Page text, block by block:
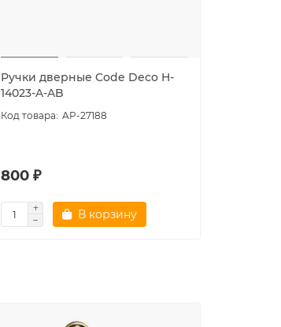
Ручки дверные Code Deco H-
14023-A-AB
AP-27188
800 ₽
В корзину